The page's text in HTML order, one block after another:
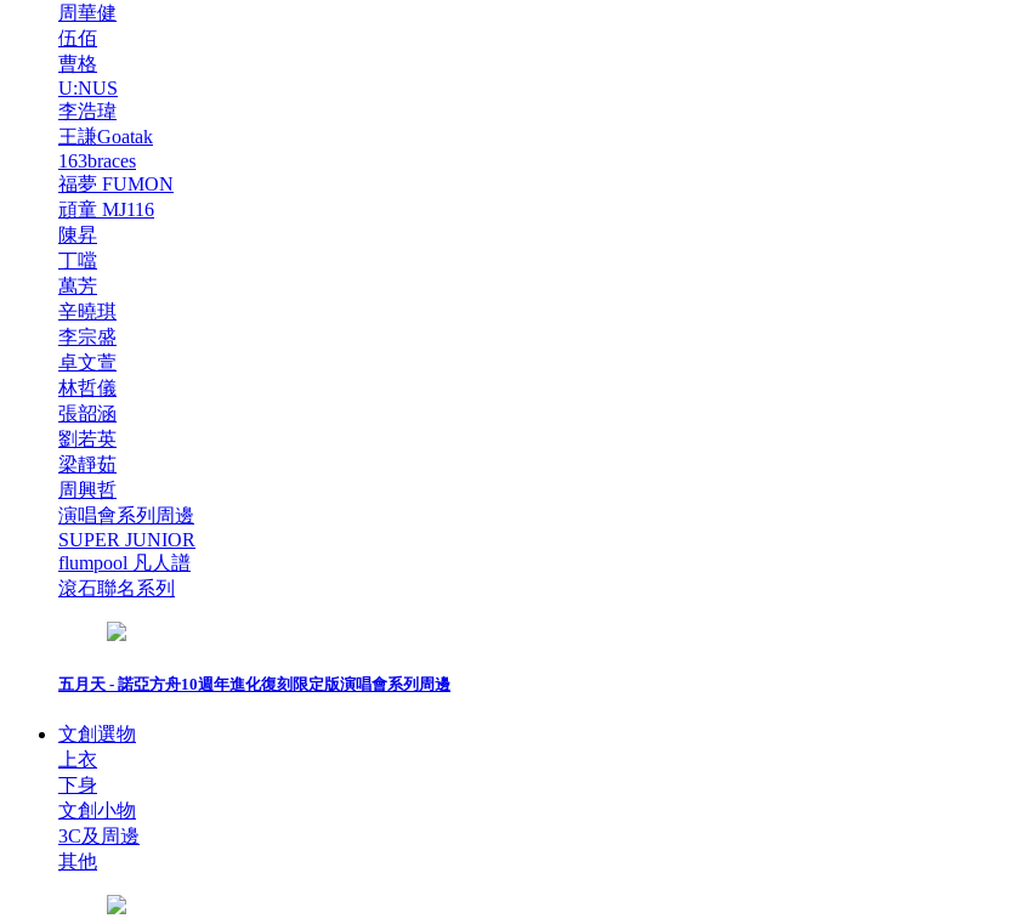
周華健
伍佰
曹格
U:NUS
李浩瑋
王謙Goatak
163braces
福夢 FUMON
頑童 MJ116
陳昇
丁噹
萬芳
辛曉琪
李宗盛
卓文萱
林哲儀
張韶涵
劉若英
梁靜茹
周興哲
演唱會系列周邊
SUPER JUNIOR
flumpool 凡人譜
滾石聯名系列
五月天 - 諾亞方舟10週年進化復刻限定版演唱會系列周邊
文創選物
上衣
下身
文創小物
3C及周邊
其他